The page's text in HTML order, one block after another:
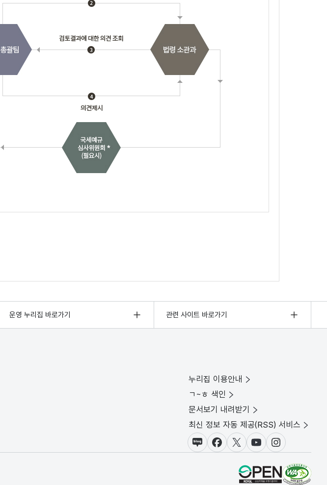
운영 누리집 바로가기 관련 사이트 바로가기
누리집 이용안내
ㄱ~ㅎ 색인
문서보기 내려받기
최신 정보 자동 제공(RSS) 서비스
블로그페이스북X(트위터)
유튜브인스타그램